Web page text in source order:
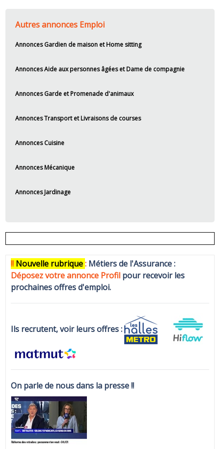
Autres annonces Emploi
Annonces Gardien de maison et Home sitting
Annonces Aide aux personnes âgées et Dame de compagnie
Annonces Garde et Promenade d'animaux
Annonces Transport et Livraisons de courses
Annonces Cuisine
Annonces Mécanique
Annonces Jardinage
!! Nouvelle rubrique: Métiers de l'Assurance :
Déposez votre annonce Profil pour recevoir les
prochaines offres d'emploi.
Ils recrutent, voir leurs offres :
On parle de nous dans la presse !!